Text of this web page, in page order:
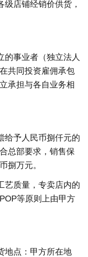
店铺经销价供货，
的事业者（独立法人
共同投资雇佣承包
承担与各自业务相
给予人民币捌仟元的
总部要求，销售保
捌万元。
艺质量，专卖店内的
等原则上由甲方
地点：甲方所在地